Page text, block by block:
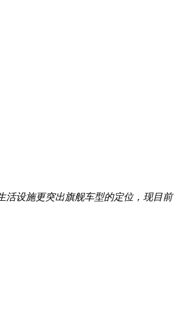
活设施更突出旗舰车型的定位，现目前